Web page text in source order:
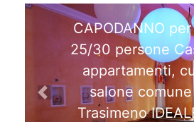
CAPODANNO
25/30 persone
appartamenti,
salone
Trasimeno
Previous